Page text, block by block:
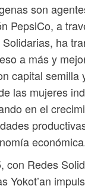
son
PepsiCo, a
ha
a más y
capital semilla
las mujeres
en el
con Redes
Yokot’an